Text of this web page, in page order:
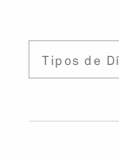
Tipos de